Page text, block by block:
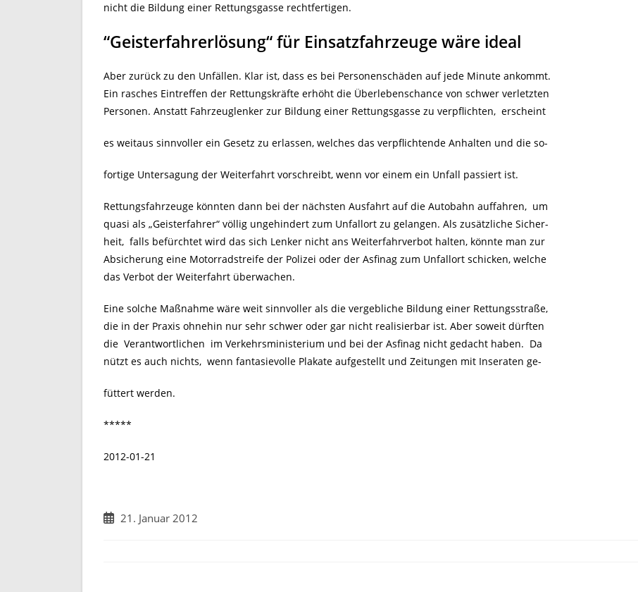
nicht die Bildung einer Rettungsgasse rechtfertigen.
“Geisterfahrerlösung“ für Einsatzfahrzeuge wäre ideal
Aber zurück zu den Unfällen. Klar ist, dass es bei Personenschäden auf jede Minute ankommt.
Ein rasches Eintreffen der Rettungskräfte erhöht die Überlebenschance von schwer verletzten
Personen. Anstatt Fahrzeuglenker zur Bildung einer Rettungsgasse zu verpflichten, erscheint
es weitaus sinnvoller ein Gesetz zu erlassen, welches das verpflichtende Anhalten und die so-
fortige Untersagung der Weiterfahrt vorschreibt, wenn vor einem ein Unfall passiert ist.
Rettungsfahrzeuge könnten dann bei der nächsten Ausfahrt auf die Autobahn auffahren, um
quasi als „Geisterfahrer“ völlig ungehindert zum Unfallort zu gelangen. Als zusätzliche Sicher-
heit, falls befürchtet wird das sich Lenker nicht ans Weiterfahrverbot halten, könnte man zur
Absicherung eine Motorradstreife der Polizei oder der Asfinag zum Unfallort schicken, welche
das Verbot der Weiterfahrt überwachen.
Eine solche Maßnahme wäre weit sinnvoller als die vergebliche Bildung einer Rettungsstraße,
die in der Praxis ohnehin nur sehr schwer oder gar nicht realisierbar ist. Aber soweit dürften
die Verantwortlichen im Verkehrsministerium und bei der Asfinag nicht gedacht haben. Da
nützt es auch nichts, wenn fantasievolle Plakate aufgestellt und Zeitungen mit Inseraten ge-
füttert werden.
*****
2012-01-21
Beitrag21. Januar 2012